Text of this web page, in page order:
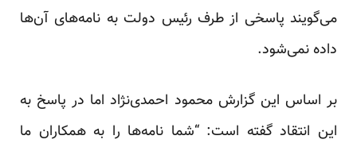
می‌گویند پاسخی از طرف رئیس دولت به نامه‌های آن‌ها
داده نمی‌شود.
بر اساس این گزارش محمود احمدی‌نژاد اما در پاسخ به
این انتقاد گفته است: “شما نامه‌ها را به همکاران ما